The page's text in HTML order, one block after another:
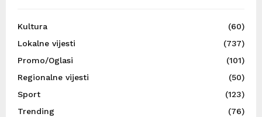
Kultura
(60)
Lokalne vijesti
(737)
Promo/Oglasi
(101)
Regionalne vijesti
(50)
Sport
(123)
Trending
(76)